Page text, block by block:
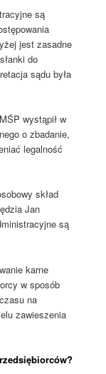
są
jest zasadne
do
sądu była
wystąpił w
o zbadanie,
legalność
skład
Jan
są
karne
w sposób
na
zawieszenia